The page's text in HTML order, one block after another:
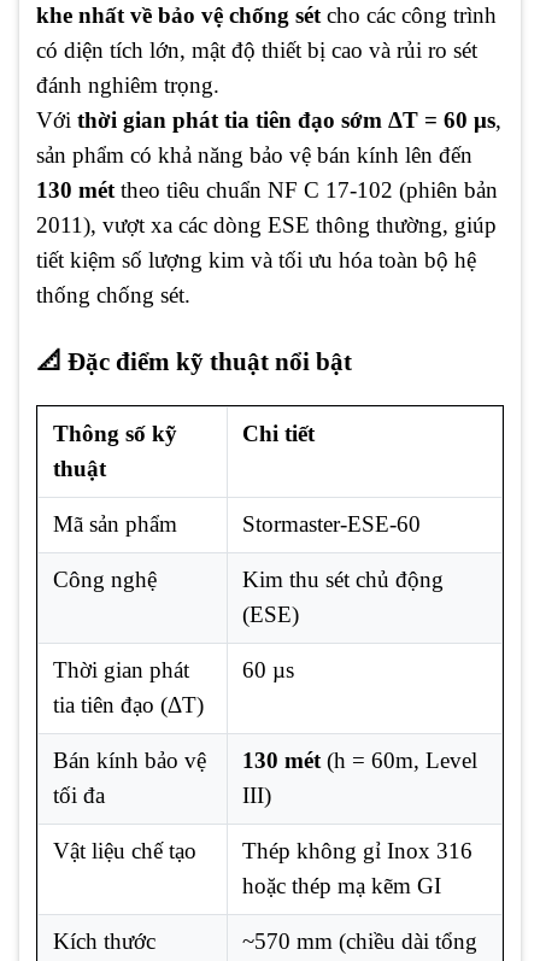
khe nhất về bảo vệ chống sét cho các công trình
có diện tích lớn, mật độ thiết bị cao và rủi ro sét
đánh nghiêm trọng.
Với thời gian phát tia tiên đạo sớm ΔT = 60 μs,
sản phẩm có khả năng bảo vệ bán kính lên đến
130 mét theo tiêu chuẩn NF C 17-102 (phiên bản
2011), vượt xa các dòng ESE thông thường, giúp
tiết kiệm số lượng kim và tối ưu hóa toàn bộ hệ
thống chống sét.
📐 Đặc điểm kỹ thuật nổi bật
Thông số kỹ
thuật
Chi tiết
Mã sản phẩm Stormaster-ESE-60
Công nghệ
Kim thu sét chủ động
(ESE)
Thời gian phát
tia tiên đạo (ΔT)
60 µs
Bán kính bảo vệ
tối đa
130 mét (h = 60m, Level
III)
Vật liệu chế tạo
Thép không gỉ Inox 316
hoặc thép mạ kẽm GI
Kích thước
~570 mm (chiều dài tổng